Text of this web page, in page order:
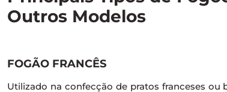
Outros Modelos
FOGÃO FRANCÊS
Utilizado na confecção de pratos franceses ou